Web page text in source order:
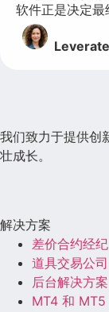
软件正是决定最
我们致力于提供创
壮成长。
解决方案
差价合约经纪
道具交易公司
后台解决方案
MT4 和 MT5